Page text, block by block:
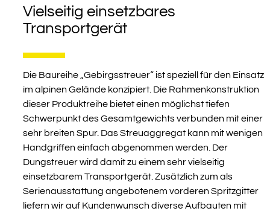
Vielseitig einsetzbares
Transportgerät
Die Baureihe „Gebirgsstreuer“ ist speziell für den Einsatz
im alpinen Gelände konzipiert. Die Rahmenkonstruktion
dieser Produktreihe bietet einen möglichst tiefen
Schwerpunkt des Gesamtgewichts verbunden mit einer
sehr breiten Spur. Das Streuaggregat kann mit wenigen
Handgriffen einfach abgenommen werden. Der
Dungstreuer wird damit zu einem sehr vielseitig
einsetzbarem Transportgerät. Zusätzlich zum als
Serienausstattung angebotenem vorderen Spritzgitter
liefern wir auf Kundenwunsch diverse Aufbauten mit